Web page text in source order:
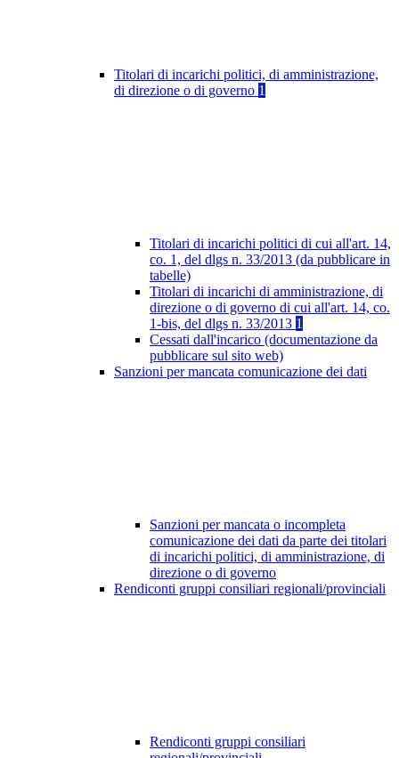
Titolari di incarichi politici, di amministrazione,
di direzione o di governo 1
Titolari di incarichi politici di cui all'art. 14,
co. 1, del dlgs n. 33/2013 (da pubblicare in
tabelle)
Titolari di incarichi di amministrazione, di
direzione o di governo di cui all'art. 14, co.
1-bis, del dlgs n. 33/2013 1
Cessati dall'incarico (documentazione da
pubblicare sul sito web)
Sanzioni per mancata comunicazione dei dati
Sanzioni per mancata o incompleta
comunicazione dei dati da parte dei titolari
di incarichi politici, di amministrazione, di
direzione o di governo
Rendiconti gruppi consiliari regionali/provinciali
Rendiconti gruppi consiliari